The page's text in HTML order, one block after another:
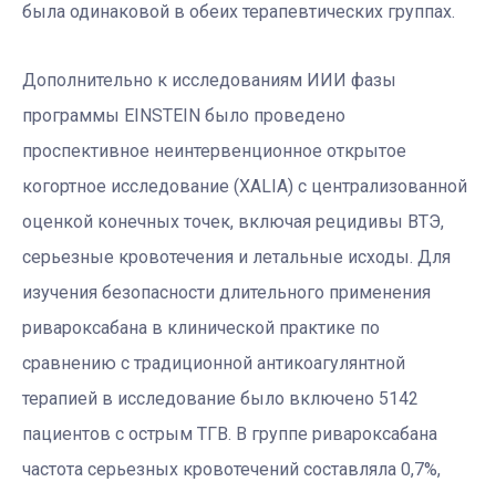
была одинаковой в обеих терапевтических группах.
Дополнительно к исследованиям ИИИ фазы
программы EINSTEIN было проведено
проспективное неинтервенционное открытое
когортное исследование (XALIA) с централизованной
оценкой конечных точек, включая рецидивы ВТЭ,
серьезные кровотечения и летальные исходы. Для
изучения безопасности длительного применения
ривароксабана в клинической практике по
сравнению с традиционной антикоагулянтной
терапией в исследование было включено 5142
пациентов с острым ТГВ. В группе ривароксабана
частота серьезных кровотечений составляла 0,7%,